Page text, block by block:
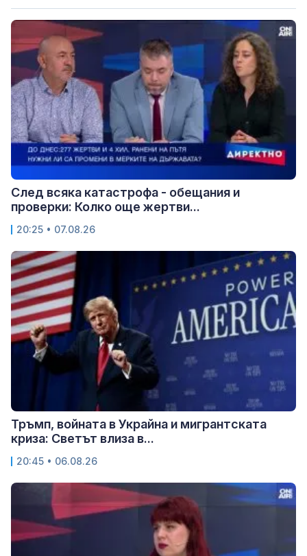
След всяка катастрофа - обещания и
проверки: Колко още жертви...
20:25 • 07.08.26
Тръмп, войната в Украйна и мигрантската
криза: Светът влиза в...
20:45 • 06.08.26